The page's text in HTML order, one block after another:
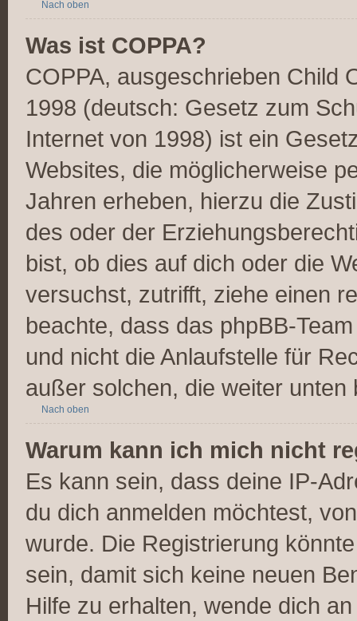
Nach oben
Was ist COPPA?
COPPA, ausgeschrieben Child
1998 (deutsch: Gesetz zum
Internet von 1998) ist ein
Websites, die möglicherweise
Jahren erheben, hierzu die
des oder der
bist, ob dies auf dich oder die
versuchst, zutrifft, ziehe einen
beachte, dass das phpBB-
und nicht die Anlaufstelle für
außer solchen, die weiter unten
Nach oben
Warum kann ich mich nicht
Es kann sein, dass deine IP-
du dich anmelden möchtest,
wurde. Die Registrierung
sein, damit sich keine neuen
Hilfe zu erhalten, wende dich